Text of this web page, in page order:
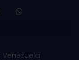
Venezuela